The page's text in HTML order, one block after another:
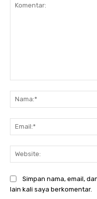
Simpan nama, email,
lain kali saya berkomentar.